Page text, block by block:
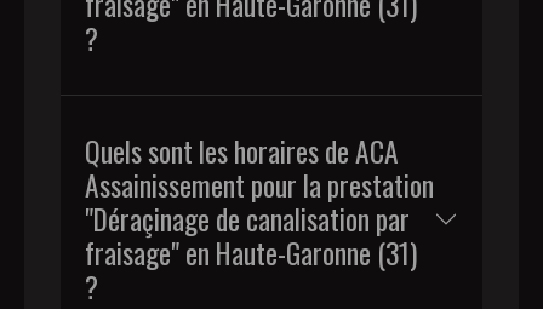
?
Quels sont les horaires de ACA
Assainissement pour la prestation
"Déraçinage de canalisation par
fraisage" en Haute-Garonne (31)
?